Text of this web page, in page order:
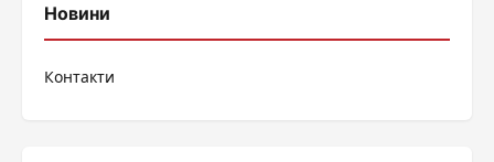
Новини
Контакти